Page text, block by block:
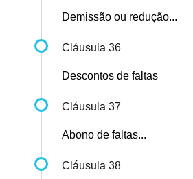
Demissão ou redução...
Cláusula 36
Descontos de faltas
Cláusula 37
Abono de faltas...
Cláusula 38